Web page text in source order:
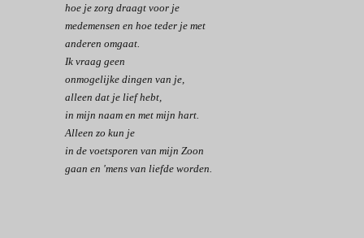
hoe je zorg draagt voor je
medemensen en hoe teder je met
anderen omgaat.
Ik vraag geen
onmogelijke dingen van je,
alleen dat je lief hebt,
in mijn naam en met mijn hart.
Alleen zo kun je
in de voetsporen van mijn Zoon
gaan en 'mens van liefde worden.